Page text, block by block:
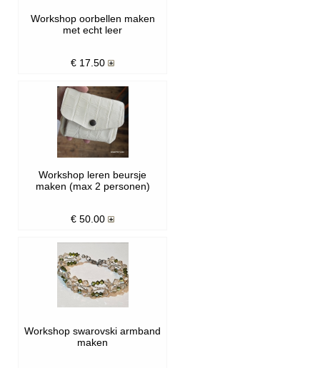
Workshop oorbellen maken
met echt leer
€ 17.50
Workshop leren beursje
maken (max 2 personen)
€ 50.00
Workshop swarovski armband
maken